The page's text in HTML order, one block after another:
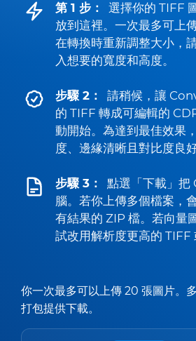
第 1 步：
選擇你的 TIFF
放到這裡。一次最多可上
在轉換時重新調整大小，
入想要的寬度和高度。
步驟 2：
請稍候，讓
的 TIFF 轉成可編輯的
動開始。為達到最佳效果
度、邊緣清晰且對比度良
步驟 3：
點選「下載」把
腦。若你上傳多個檔案，
有結果的 ZIP 檔。若向量
試改用解析度更高的 TIFF
你一次最多可以上傳 20 張圖片。
打包提供下載。